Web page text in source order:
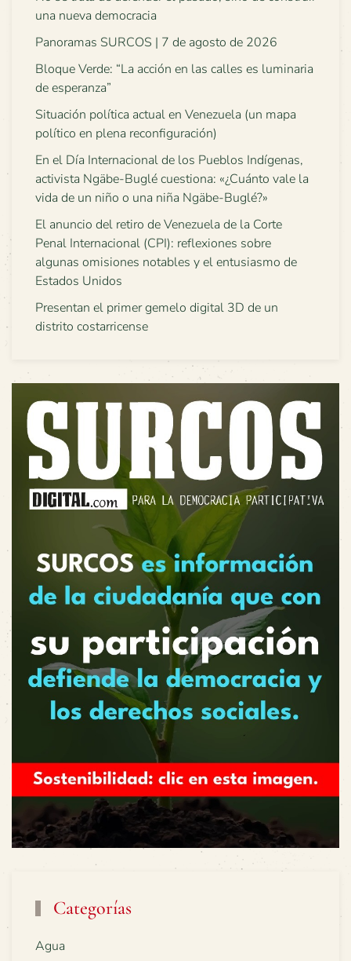
una nueva democracia
Panoramas SURCOS | 7 de agosto de 2026
Bloque Verde: “La acción en las calles es luminaria
de esperanza”
Situación política actual en Venezuela (un mapa
político en plena reconfiguración)
En el Día Internacional de los Pueblos Indígenas,
activista Ngäbe-Buglé cuestiona: «¿Cuánto vale la
vida de un niño o una niña Ngäbe-Buglé?»
El anuncio del retiro de Venezuela de la Corte
Penal Internacional (CPI): reflexiones sobre
algunas omisiones notables y el entusiasmo de
Estados Unidos
Presentan el primer gemelo digital 3D de un
distrito costarricense
Categorías
Agua